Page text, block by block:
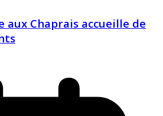
aux Chaprais accueille de